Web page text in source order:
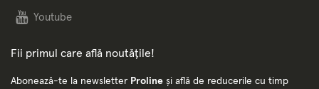
Youtube
Fii primul care află noutățile!
Abonează-te la newsletter Proline și află de reducerile cu timp